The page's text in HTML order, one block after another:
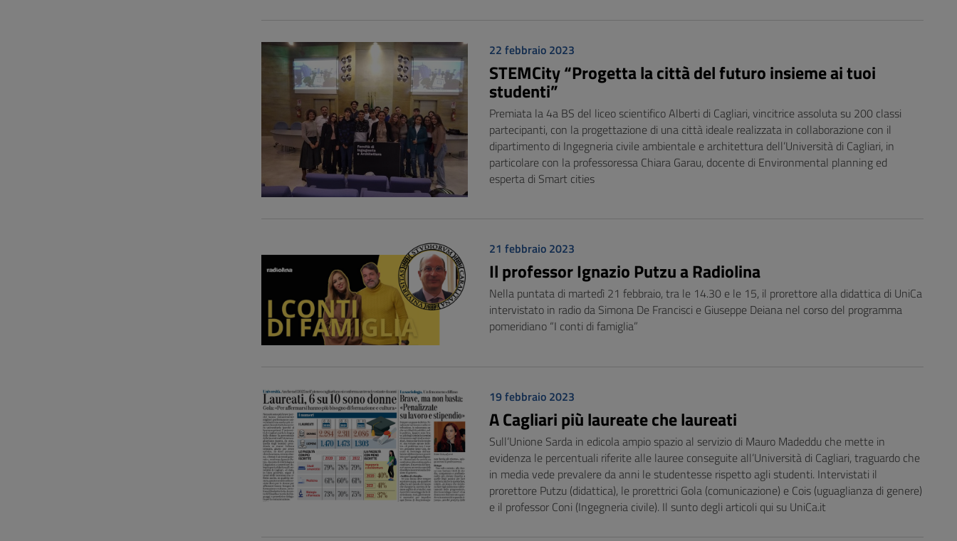
22 febbraio 2023
STEMCity “Progetta la città del futuro insieme ai tuoi
studenti”
Premiata la 4a BS del liceo scientifico Alberti di Cagliari, vincitrice assoluta su 200 classi
partecipanti, con la progettazione di una città ideale realizzata in collaborazione con il
dipartimento di Ingegneria civile ambientale e architettura dell’Università di Cagliari, in
particolare con la professoressa Chiara Garau, docente di Environmental planning ed
esperta di Smart cities
21 febbraio 2023
Il professor Ignazio Putzu a Radiolina
Nella puntata di martedì 21 febbraio, tra le 14.30 e le 15, il prorettore alla didattica di UniCa
intervistato in radio da Simona De Francisci e Giuseppe Deiana nel corso del programma
pomeridiano “I conti di famiglia”
19 febbraio 2023
A Cagliari più laureate che laureati
Sull’Unione Sarda in edicola ampio spazio al servizio di Mauro Madeddu che mette in
evidenza le percentuali riferite alle lauree conseguite all’Università di Cagliari, traguardo che
in media vede prevalere da anni le studentesse rispetto agli studenti. Intervistati il
prorettore Putzu (didattica), le prorettrici Gola (comunicazione) e Cois (uguaglianza di genere)
e il professor Coni (Ingegneria civile). Il sunto degli articoli qui su UniCa.it